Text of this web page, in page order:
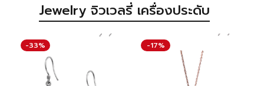
Jewelry จิวเวลรี่ เครื่องประดับ
-33% -17%